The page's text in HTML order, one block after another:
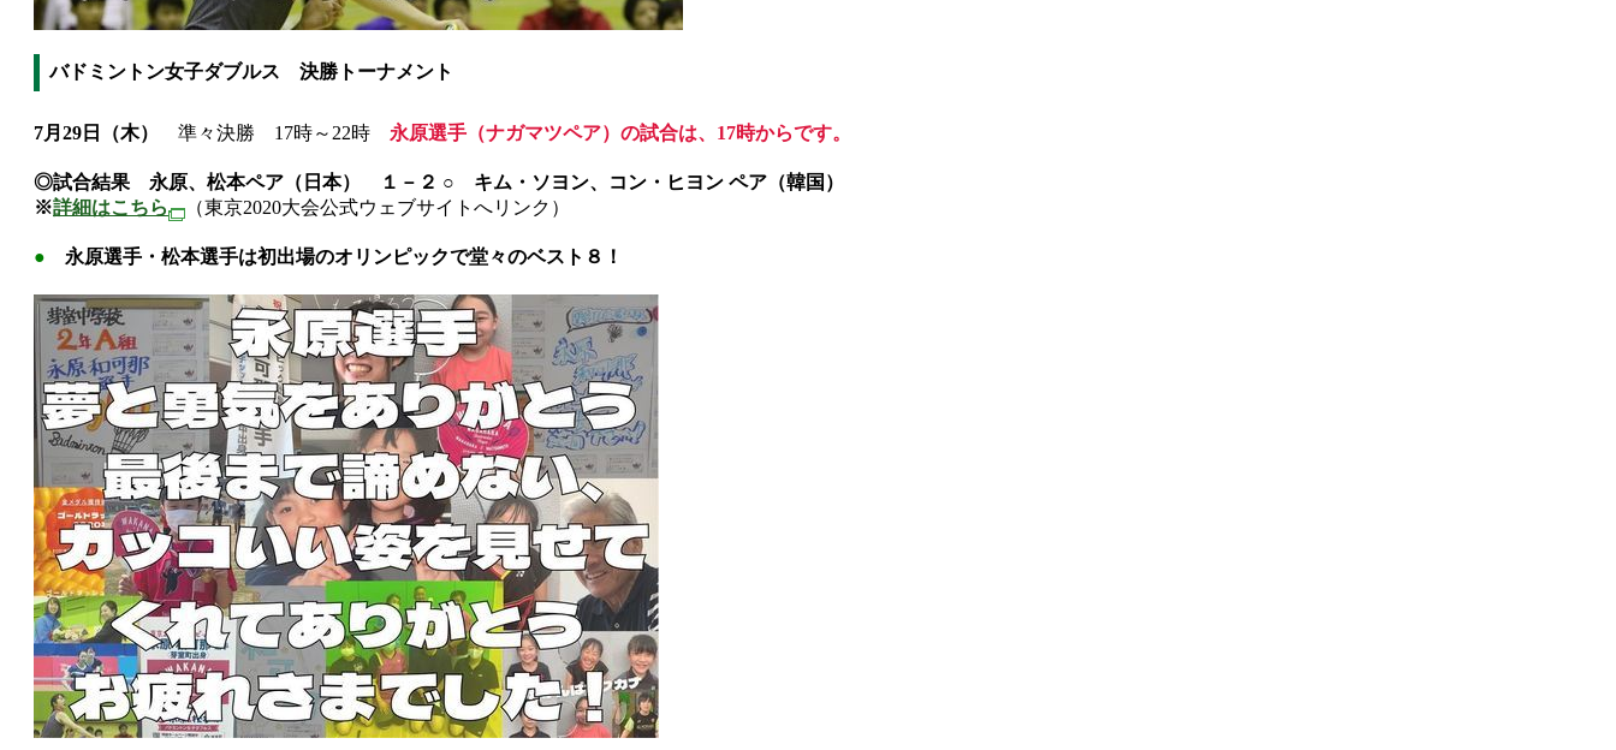
バドミントン女子ダブルス 決勝トーナメント
7月29日（木） 準々決勝 17時～22時 永原選手（ナガマツペア）の試合は、17時からです。
◎試合結果 永原、松本ペア（日本） １－２ ○ キム・ソヨン、コン・ヒヨン ペア（韓国）
※詳細はこちら （東京2020大会公式ウェブサイトへリンク）
● 永原選手・松本選手は初出場のオリンピックで堂々のベスト８！